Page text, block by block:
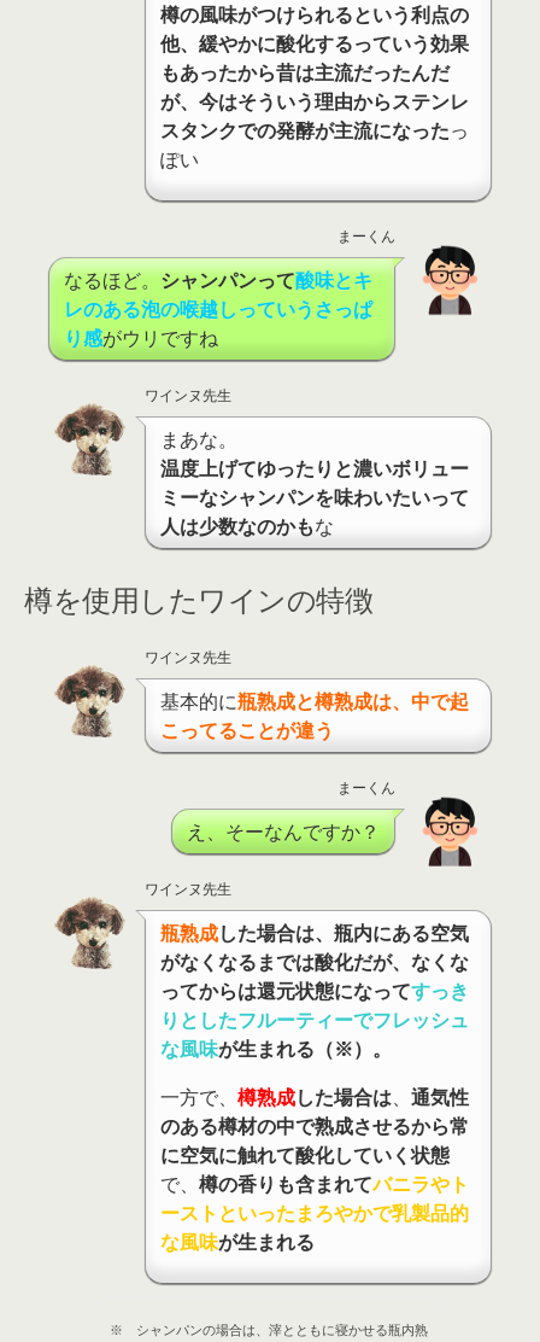
樽の風味がつけられるという利点の
他、緩やかに酸化するっていう効果
もあったから昔は主流だったんだ
が、今はそういう理由からステンレ
スタンクでの発酵が主流になったっ
ぽい
まーくん
なるほど。シャンパンって酸味とキ
レのある泡の喉越しっていうさっぱ
り感がウリですね
ワインヌ先生
まあな。
温度上げてゆったりと濃いボリュー
ミーなシャンパンを味わいたいって
人は少数なのかもな
樽を使用したワインの特徴
ワインヌ先生
基本的に瓶熟成と樽熟成は、中で起
こってることが違う
まーくん
え、そーなんですか？
ワインヌ先生
瓶熟成した場合は、瓶内にある空気
がなくなるまでは酸化だが、なくな
ってからは還元状態になってすっき
りとしたフルーティーでフレッシュ
な風味が生まれる（※）。
一方で、 樽熟成した場合は、 通気性
のある樽材の中で熟成させるから常
に空気に触れて酸化していく状態
で、 樽の香りも含まれてバニラやト
ーストといったまろやかで乳製品的
な風味が生まれる
※ シャンパンの場合は、滓とともに寝かせる瓶内熟